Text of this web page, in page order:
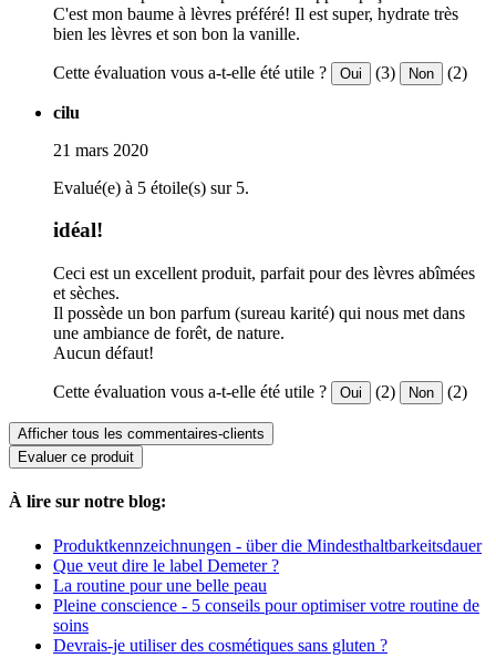
C'est mon baume à lèvres préféré! Il est super, hydrate très
bien les lèvres et son bon la vanille.
Cette évaluation vous a-t-elle été utile ? Oui (3) Non (2)
cilu
21 mars 2020
Evalué(e) à 5 étoile(s) sur 5.
idéal!
Ceci est un excellent produit, parfait pour des lèvres abîmées
et sèches.
Il possède un bon parfum (sureau karité) qui nous met dans
une ambiance de forêt, de nature.
Aucun défaut!
Cette évaluation vous a-t-elle été utile ? Oui (2) Non (2)
Afficher tous les commentaires-clients
Evaluer ce produit
À lire sur notre blog:
Produktkennzeichnungen - über die Mindesthaltbarkeitsdauer
Que veut dire le label Demeter ?
La routine pour une belle peau
Pleine conscience - 5 conseils pour optimiser votre routine de
soins
Devrais-je utiliser des cosmétiques sans gluten ?